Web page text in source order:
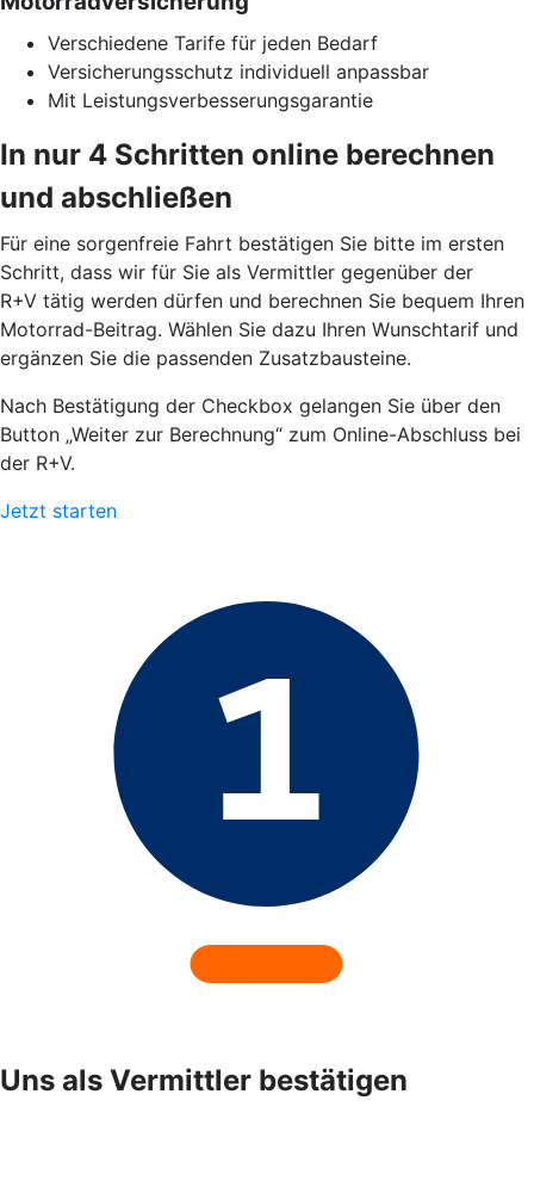
Verschiedene Tarife für jeden Bedarf
Versicherungsschutz individuell anpassbar
Mit Leistungsverbesserungsgarantie
In nur 4 Schritten online berechnen
und abschließen
Für eine sorgenfreie Fahrt bestätigen Sie bitte im ersten
Schritt, dass wir für Sie als Vermittler gegenüber der
R+V tätig werden dürfen und berechnen Sie bequem Ihren
Motorrad-Beitrag. Wählen Sie dazu Ihren Wunschtarif und
ergänzen Sie die passenden Zusatzbausteine.
Nach Bestätigung der Checkbox gelangen Sie über den
Button „Weiter zur Berechnung“ zum Online-Abschluss bei
der R+V.
Jetzt starten
Uns als Vermittler bestätigen